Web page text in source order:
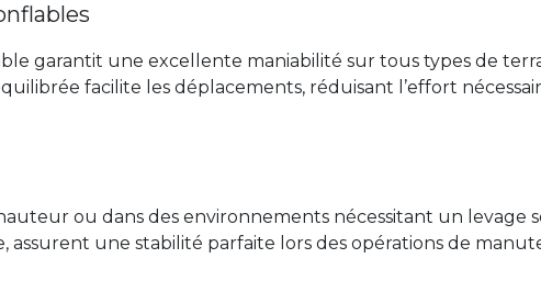
garantit une excellente maniabilité sur tous types de
facilite les déplacements, réduisant l’effort
ou dans des environnements nécessitant un levage
assurent une stabilité parfaite lors des opérations de